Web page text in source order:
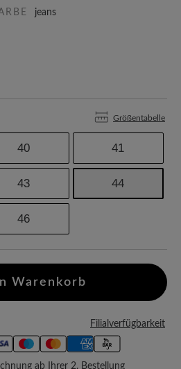
jeans
Größentabelle
40 41
43 44
46
Warenkorb
Filialverfügbarkeit
ab Ihrer 2. Bestellung